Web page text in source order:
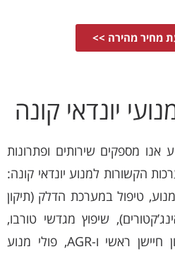
מחיר מהירה >>
יונדאי קונה
מספקים שירותים ופתרונות
הקשורות למנוע יונדאי קונה:
טיפול במערכת הדלק (תיקון
שיפוץ מגדשי טורבו,
החלפת מחשב מנוע, תיקון חיישן ראשי ו-AGR, פולי מנוע